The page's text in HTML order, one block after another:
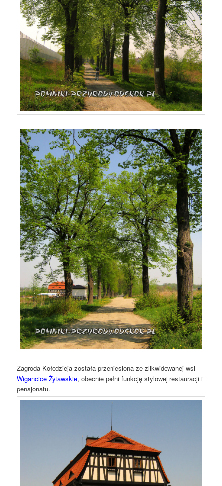
Zagroda Kołodzieja została przeniesiona ze zlikwidowanej wsi
Wigancice Żytawskie, obecnie pełni funkcję stylowej restauracji i
pensjonatu.